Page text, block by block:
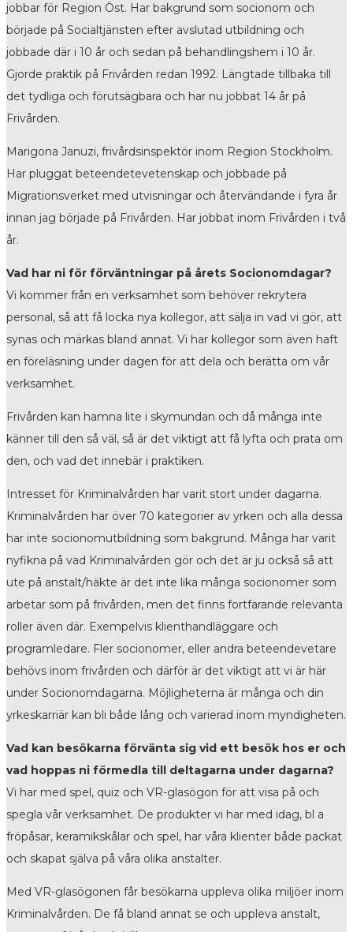
jobbar för Region Öst. Har bakgrund som socionom och
började på Socialtjänsten efter avslutad utbildning och
jobbade där i 10 år och sedan på behandlingshem i 10 år.
Gjorde praktik på Frivården redan 1992. Längtade tillbaka till
det tydliga och förutsägbara och har nu jobbat 14 år på
Frivården.
Marigona Januzi, frivårdsinspektör inom Region Stockholm.
Har pluggat beteendetevetenskap och jobbade på
Migrationsverket med utvisningar och återvändande i fyra år
innan jag började på Frivården. Har jobbat inom Frivården i två
år.
Vad har ni för förväntningar på årets Socionomdagar?
Vi kommer från en verksamhet som behöver rekrytera
personal, så att få locka nya kollegor, att sälja in vad vi gör, att
synas och märkas bland annat. Vi har kollegor som även haft
en föreläsning under dagen för att dela och berätta om vår
verksamhet.
Frivården kan hamna lite i skymundan och då många inte
känner till den så väl, så är det viktigt att få lyfta och prata om
den, och vad det innebär i praktiken.
Intresset för Kriminalvården har varit stort under dagarna.
Kriminalvården har över 70 kategorier av yrken och alla dessa
har inte socionomutbildning som bakgrund. Många har varit
nyfikna på vad Kriminalvården gör och det är ju också så att
ute på anstalt/häkte är det inte lika många socionomer som
arbetar som på frivården, men det finns fortfarande relevanta
roller även där. Exempelvis klienthandläggare och
programledare. Fler socionomer, eller andra beteendevetare
behövs inom frivården och därför är det viktigt att vi är här
under Socionomdagarna. Möjligheterna är många och din
yrkeskarriär kan bli både lång och varierad inom myndigheten.
Vad kan besökarna förvänta sig vid ett besök hos er och
vad hoppas ni förmedla till deltagarna under dagarna?
Vi har med spel, quiz och VR-glasögon för att visa på och
spegla vår verksamhet. De produkter vi har med idag, bl a
fröpåsar, keramikskålar och spel, har våra klienter både packat
och skapat själva på våra olika anstalter.
Med VR-glasögonen får besökarna uppleva olika miljöer inom
Kriminalvården. De få bland annat se och uppleva anstalt,